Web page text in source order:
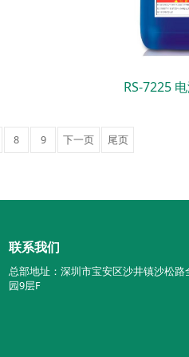
RS-7225
8 9 下一页 尾页
联系我们
总部地址：深圳市宝安区沙井镇沙松路
园9层F